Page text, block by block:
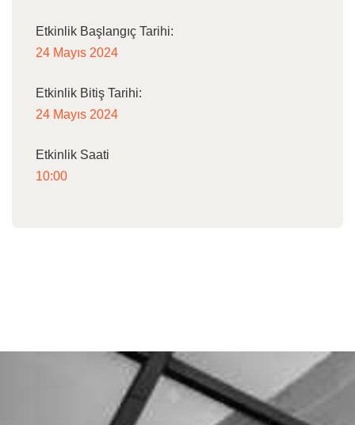
Etkinlik Başlangıç Tarihi:
24 Mayıs 2024
Etkinlik Bitiş Tarihi:
24 Mayıs 2024
Etkinlik Saati
10:00